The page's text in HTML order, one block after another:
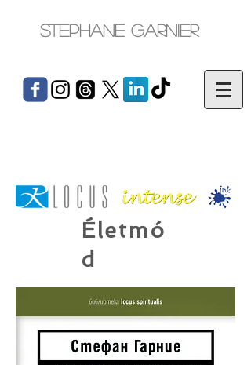
Stephane Garnier
Életmó
d